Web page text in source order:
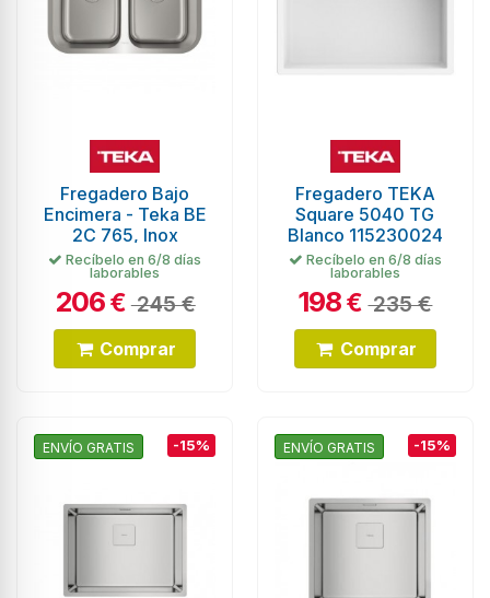
Fregadero Bajo
Encimera - Teka BE
2C 765, Inox
Recíbelo en 6/8 días
laborables
206€ 245 €
Comprar
Fregadero TEKA
Square 5040 TG
Blanco 115230024
Recíbelo en 6/8 días
laborables
198€ 235 €
Comprar
ENVÍO GRATIS -15% ENVÍO GRATIS -15%